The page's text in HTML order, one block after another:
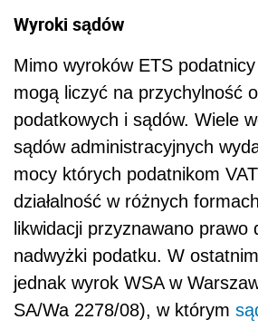
Wyroki sądów
Mimo wyroków ETS
mogą liczyć na przychylność
podatkowych i sądów. Wiele
sądów administracyjnych
mocy których podatnikom
działalność w różnych
likwidacji przyznawano prawo
nadwyżki podatku. W
jednak wyrok WSA w
SA/Wa 2278/08), w którym